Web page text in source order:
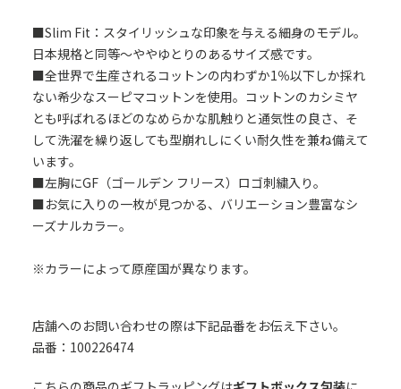
■Slim Fit：スタイリッシュな印象を与える細身のモデル。
日本規格と同等～ややゆとりのあるサイズ感です。
■全世界で生産されるコットンの内わずか1％以下しか採れ
ない希少なスーピマコットンを使用。コットンのカシミヤ
とも呼ばれるほどのなめらかな肌触りと通気性の良さ、そ
して洗濯を繰り返しても型崩れしにくい耐久性を兼ね備えて
います。
■左胸にGF（ゴールデン フリース）ロゴ刺繍入り。
■お気に入りの一枚が見つかる、バリエーション豊富なシ
ーズナルカラー。
※カラーによって原産国が異なります。
店舗へのお問い合わせの際は下記品番をお伝え下さい。
品番：100226474